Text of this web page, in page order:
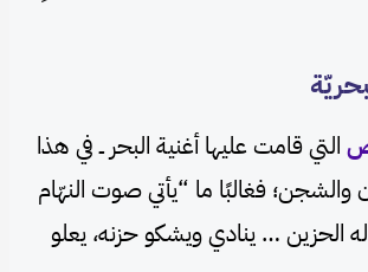
التي قامت عليها أغنية البحر ــ في هذا
والشجن؛ فغالبًا ما “يأتي صوت النهّام
الحزين … ينادي ويشكو حزنه، يعلو